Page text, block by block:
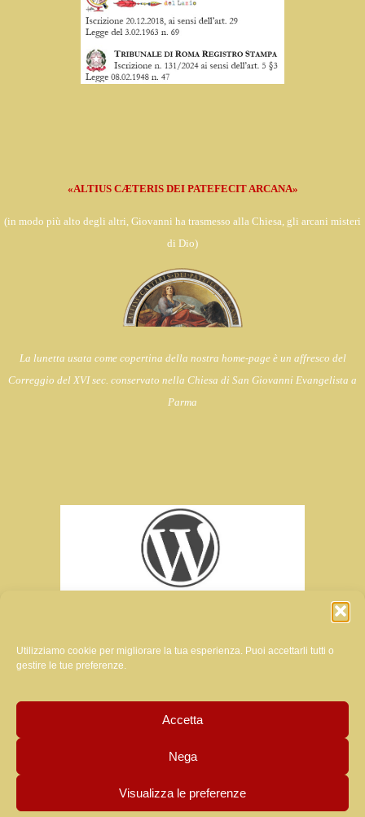
Utilizziamo cookie per migliorare la tua esperienza. Puoi accettarli tutti o
gestire le tue preferenze.
Accetta
Nega
Visualizza le preferenze
«ALTIUS CÆTERIS DEI PATEFECIT ARCANA»
(in modo più alto degli altri, Giovanni ha trasmesso alla Chiesa, gli arcani misteri
di Dio)
La lunetta usata come copertina della nostra home-page è un affresco del
Correggio del XVI sec. conservato nella Chiesa di San Giovanni Evangelista a
Parma
ratrice del sito di questa rivista: